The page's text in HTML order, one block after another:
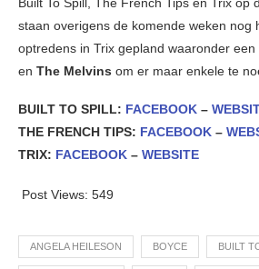
staan overigens de komende weken nog
optredens in Trix gepland waaronder een
en The Melvins om er maar enkele te
BUILT TO SPILL: FACEBOOK –
THE FRENCH TIPS: FACEBOOK –
TRIX: FACEBOOK – WEBSITE
Post Views: 549
ANGELA HEILESON BOYCE BUILT